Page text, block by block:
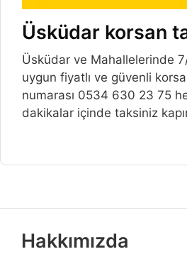
Üsküdar korsan
Üsküdar ve Mahallelerinde
uygun fiyatlı ve güvenli
numarası 0534 630 23 75
dakikalar içinde taksiniz
Hakkımızda